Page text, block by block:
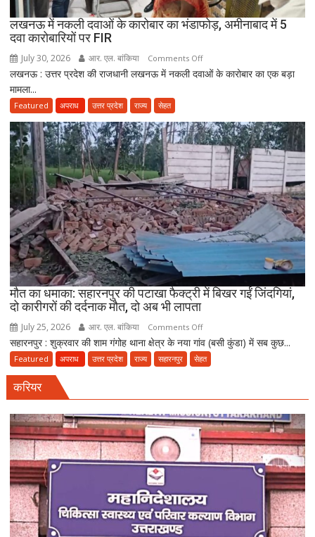
उत्तराखंड
स्वास्थ्य
तैयार
लखनऊ में नकली दवाओं के कारोबार का भंडाफोड़, अमीनाबाद में 5
दवा कारोबारियों पर FIR
July 30, 2026 आर. एल. बांकिया Comments Offon
लखनऊ
के
कारोबार
का
भंडाफोड़,
अमीनाबाद
में
5
दवा
पर
FIR
लखनऊ : उत्तर प्रदेश की राजधानी लखनऊ में नकली दवाओं के कारोबार का एक बड़ा
मामला...
Featured अपराध उत्तर प्रदेश राज्य सेहत
मौत का धमाका: सहारनपुर की पटाखा फैक्ट्री में बिखर गईं जिंदगियां,
दो कारीगरों की दर्दनाक मौत, दो अब भी लापता
July 25, 2026 आर. एल. बांकिया Comments Offon
मौत
का
पटाखा
फैक्ट्री
में
बिखर
जिंदगियां,
दो
सहारनपुर : शुक्रवार की शाम गंगोह थाना क्षेत्र के नया गांव (बसी कुंडा) में सब कुछ...
Featured अपराध उत्तर प्रदेश राज्य सहारनपुर सेहत
करियर